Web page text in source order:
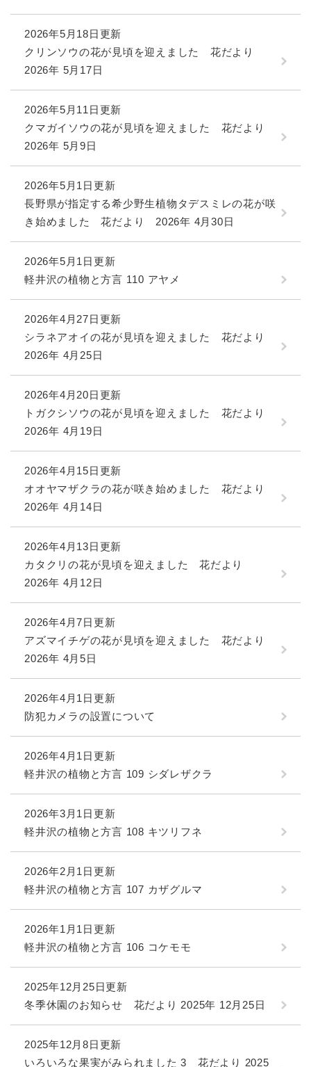
2026年5月18日更新
クリンソウの花が見頃を迎えました 花だより
2026年 5月17日
2026年5月11日更新
クマガイソウの花が見頃を迎えました 花だより
2026年 5月9日
2026年5月1日更新
長野県が指定する希少野生植物タデスミレの花が咲
き始めました 花だより 2026年 4月30日
2026年5月1日更新
軽井沢の植物と方言 110 アヤメ
2026年4月27日更新
シラネアオイの花が見頃を迎えました 花だより
2026年 4月25日
2026年4月20日更新
トガクシソウの花が見頃を迎えました 花だより
2026年 4月19日
2026年4月15日更新
オオヤマザクラの花が咲き始めました 花だより
2026年 4月14日
2026年4月13日更新
カタクリの花が見頃を迎えました 花だより
2026年 4月12日
2026年4月7日更新
アズマイチゲの花が見頃を迎えました 花だより
2026年 4月5日
2026年4月1日更新
防犯カメラの設置について
2026年4月1日更新
軽井沢の植物と方言 109 シダレザクラ
2026年3月1日更新
軽井沢の植物と方言 108 キツリフネ
2026年2月1日更新
軽井沢の植物と方言 107 カザグルマ
2026年1月1日更新
軽井沢の植物と方言 106 コケモモ
2025年12月25日更新
冬季休園のお知らせ 花だより 2025年 12月25日
2025年12月8日更新
いろいろな果実がみられました 3 花だより 2025